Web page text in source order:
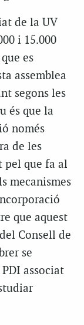
de la UV
i 15.000
es
assemblea
segons les
és que la
només
de les
pel que fa al
mecanismes
que aquest
Consell de
se
associat